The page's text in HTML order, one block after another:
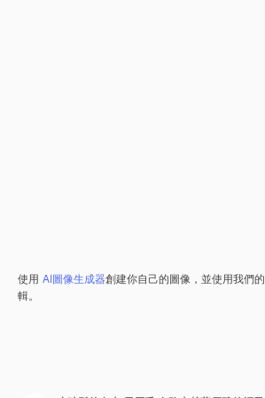
使用 AI圖像生成器創建你自己的圖像，並使用我們的
輯。